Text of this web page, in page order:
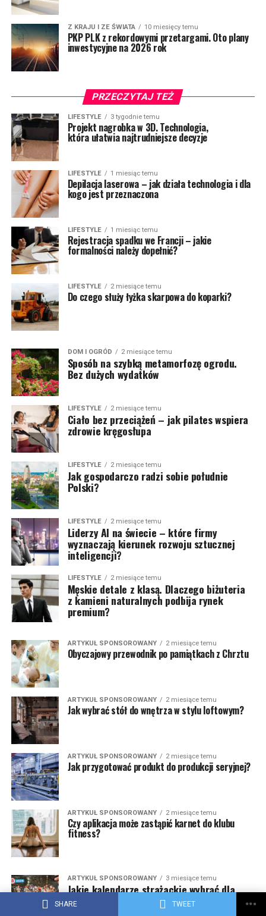
SHARE TWEET
Z KRAJU I ZE ŚWIATA 10 miesięcy temu
PKP PLK z rekordowymi przetargami. Oto plany
inwestycyjne na 2026 rok
PRZECZYTAJ TEŻ
LIFESTYLE 3 tygodnie temu
Projekt nagrobka w 3D. Technologia,
która ułatwia najtrudniejsze decyzje
LIFESTYLE 1 miesiąc temu
Depilacja laserowa – jak działa technologia i dla
kogo jest przeznaczona
LIFESTYLE 1 miesiąc temu
Rejestracja spadku we Francji – jakie
formalności należy dopełnić?
LIFESTYLE 2 miesiące temu
Do czego służy łyżka skarpowa do koparki?
DOM I OGRÓD 2 miesiące temu
Sposób na szybką metamorfozę ogrodu.
Bez dużych wydatków
LIFESTYLE 2 miesiące temu
Ciało bez przeciążeń – jak pilates wspiera
zdrowie kręgosłupa
LIFESTYLE 2 miesiące temu
Jak gospodarczo radzi sobie południe
Polski?
LIFESTYLE 2 miesiące temu
Liderzy AI na świecie – które firmy
wyznaczają kierunek rozwoju sztucznej
inteligencji?
LIFESTYLE 2 miesiące temu
Męskie detale z klasą. Dlaczego biżuteria
z kamieni naturalnych podbija rynek
premium?
ARTYKUŁ SPONSOROWANY 2 miesiące temu
Obyczajowy przewodnik po pamiątkach z Chrztu
ARTYKUŁ SPONSOROWANY 2 miesiące temu
Jak wybrać stół do wnętrza w stylu loftowym?
ARTYKUŁ SPONSOROWANY 2 miesiące temu
Jak przygotować produkt do produkcji seryjnej?
ARTYKUŁ SPONSOROWANY 2 miesiące temu
Czy aplikacja może zastąpić karnet do klubu
fitness?
ARTYKUŁ SPONSOROWANY 3 miesiące temu
Jakie kalendarze strażackie wybrać dla
OSP? Porównanie najpopularniejszych